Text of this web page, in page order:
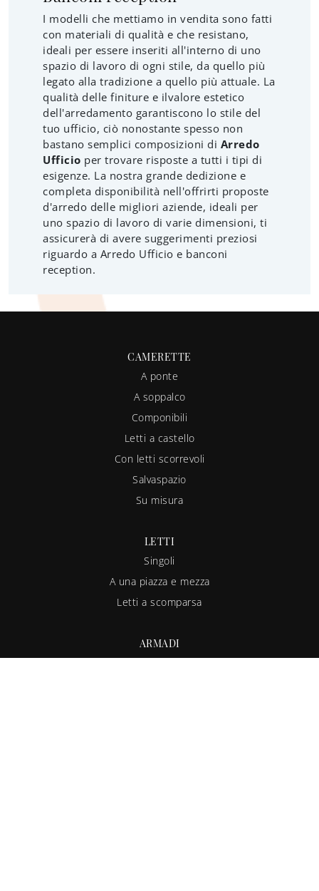
I modelli che mettiamo in vendita sono fatti
con materiali di qualità e che resistano,
ideali per essere inseriti all'interno di uno
spazio di lavoro di ogni stile, da quello più
legato alla tradizione a quello più attuale. La
qualità delle finiture e ilvalore estetico
dell'arredamento garantiscono lo stile del
tuo ufficio, ciò nonostante spesso non
bastano semplici composizioni di Arredo
Ufficio per trovare risposte a tutti i tipi di
esigenze. La nostra grande dedizione e
completa disponibilità nell'offrirti proposte
d'arredo delle migliori aziende, ideali per
uno spazio di lavoro di varie dimensioni, ti
assicurerà di avere suggerimenti preziosi
riguardo a Arredo Ufficio e banconi
reception.
CAMERETTE
A ponte
A soppalco
Componibili
Letti a castello
Con letti scorrevoli
Salvaspazio
Su misura
LETTI
Singoli
A una piazza e mezza
Letti a scomparsa
ARMADI
A muro